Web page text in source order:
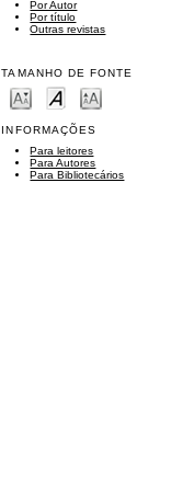
Por Autor
Por título
Outras revistas
TAMANHO DE FONTE
INFORMAÇÕES
Para leitores
Para Autores
Para Bibliotecários